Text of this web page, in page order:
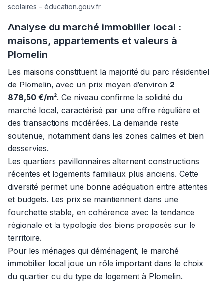
scolaires – éducation.gouv.fr
Analyse du marché immobilier local :
maisons, appartements et valeurs à
Plomelin
Les maisons constituent la majorité du parc résidentiel
de Plomelin, avec un prix moyen d’environ 2
878,50 €/m². Ce niveau confirme la solidité du
marché local, caractérisé par une offre régulière et
des transactions modérées. La demande reste
soutenue, notamment dans les zones calmes et bien
desservies.
Les quartiers pavillonnaires alternent constructions
récentes et logements familiaux plus anciens. Cette
diversité permet une bonne adéquation entre attentes
et budgets. Les prix se maintiennent dans une
fourchette stable, en cohérence avec la tendance
régionale et la typologie des biens proposés sur le
territoire.
Pour les ménages qui déménagent, le marché
immobilier local joue un rôle important dans le choix
du quartier ou du type de logement à Plomelin.